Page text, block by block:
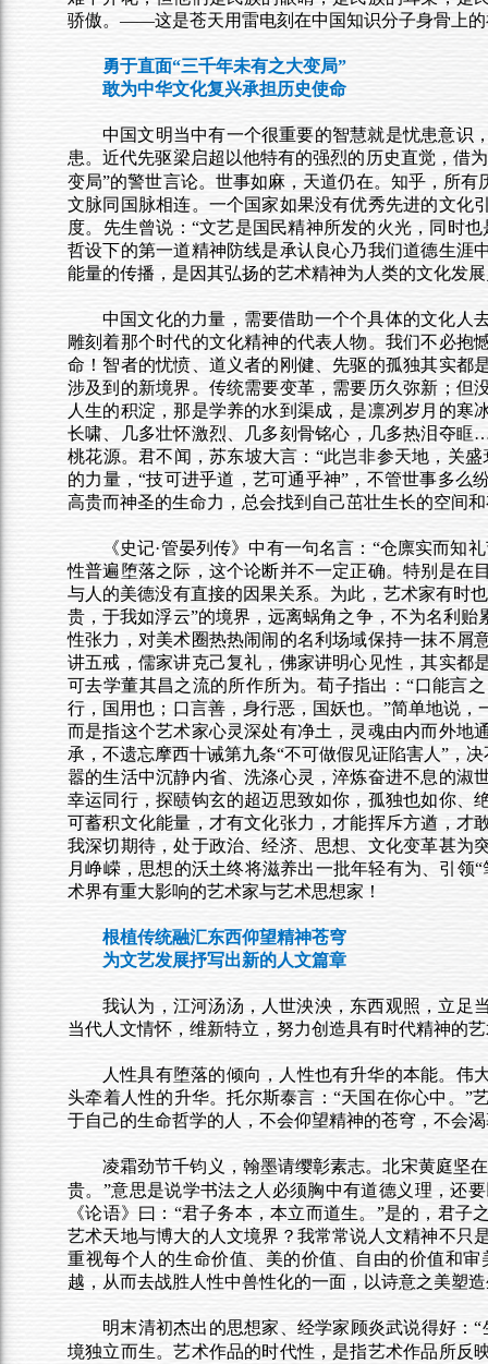
骄傲。——这是苍天用雷电刻在中国知识分子身骨上的
勇于直面“三千年未有之大变局”
敢为中华文化复兴承担历史使命
中国文明当中有一个很重要的智慧就是忧患意识
患。近代先驱梁启超以他特有的强烈的历史直觉，借
变局”的警世言论。世事如麻，天道仍在。知乎，所
文脉同国脉相连。一个国家如果没有优秀先进的文化
度。先生曾说：“文艺是国民精神所发的火光，同时
哲设下的第一道精神防线是承认良心乃我们道德生涯
能量的传播，是因其弘扬的艺术精神为人类的文化发
中国文化的力量，需要借助一个个具体的文化人
雕刻着那个时代的文化精神的代表人物。我们不必抱
命！智者的忧愤、道义者的刚健、先驱的孤独其实都
涉及到的新境界。传统需要变革，需要历久弥新；但
人生的积淀，那是学养的水到渠成，是凛冽岁月的
长啸、几多壮怀激烈、几多刻骨铭心，几多热泪夺
桃花源。君不闻，苏东坡大言：“此岂非参天地，关
的力量，“技可进乎道，艺可通乎神”，不管世事多
高贵而神圣的生命力，总会找到自己茁壮生长的空间
《史记·管晏列传》中有一句名言：“仓廪实而
性普遍堕落之际，这个论断并不一定正确。特别是在
与人的美德没有直接的因果关系。为此，艺术家有时
贵，于我如浮云”的境界，远离蜗角之争，不为名利
性张力，对美术圈热热闹闹的名利场域保持一抹不屑
讲五戒，儒家讲克己复礼，佛家讲明心见性，其实都
可去学董其昌之流的所作所为。荀子指出：“口能言
行，国用也；口言善，身行恶，国妖也。”简单地说
而是指这个艺术家心灵深处有净土，灵魂由内而外地
承，不遗忘摩西十诫第九条“不可做假见证陷害人”，
嚣的生活中沉静内省、洗涤心灵，淬炼奋进不息的淑
幸运同行，探赜钩玄的超迈思致如你，孤独也如你、
可蓄积文化能量，才有文化张力，才能挥斥方遒，才
我深切期待，处于政治、经济、思想、文化变革甚为
月峥嵘，思想的沃土终将滋养出一批年轻有为、引领
术界有重大影响的艺术家与艺术思想家！
根植传统融汇东西仰望精神苍穹
为文艺发展抒写出新的人文篇章
我认为，江河汤汤，人世泱泱，东西观照，立足
当代人文情怀，维新特立，努力创造具有时代精神的
人性具有堕落的倾向，人性也有升华的本能。
头牵着人性的升华。托尔斯泰言：“天国在你心中。”
于自己的生命哲学的人，不会仰望精神的苍穹，不会
凌霜劲节千钧义，翰墨请缨彰素志。北宋黄庭坚在
贵。”意思是说学书法之人必须胸中有道德义理，还
《论语》曰：“君子务本，本立而道生。”是的，君
艺术天地与博大的人文境界？我常常说人文精神不只
重视每个人的生命价值、美的价值、自由的价值和
越，从而去战胜人性中兽性化的一面，以诗意之美塑
明末清初杰出的思想家、经学家顾炎武说得好：“
境独立而生。艺术作品的时代性，是指艺术作品所反